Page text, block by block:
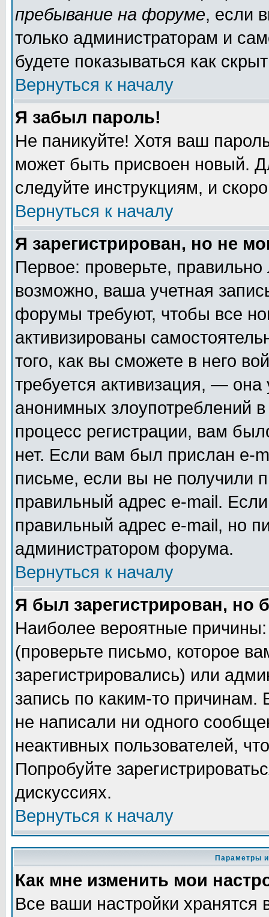
пребывание на форуме, если
только администраторам и
будете показываться как
Вернуться к началу
Я забыл пароль!
Не паникуйте! Хотя ваш
может быть присвоен новый.
следуйте инструкциям, и
Вернуться к началу
Я зарегистрирован, но не
Первое: проверьте,
возможно, ваша учетная
форумы требуют, чтобы все
активизированы
того, как вы сможете в него
требуется активизация, —
анонимных злоупотреблений
процесс регистрации, вам
нет. Если вам был прислан e-
письме, если вы не получили
правильный адрес e-mail.
правильный адрес e-mail, но
администратором форума.
Вернуться к началу
Я был зарегистрирован, но
Наиболее вероятные
(проверьте письмо, которое
зарегистрировались) или
запись по каким-то
не написали ни одного
неактивных пользователей,
Попробуйте
дискуссиях.
Вернуться к началу
Параметры
Как мне изменить мои
Все ваши настройки